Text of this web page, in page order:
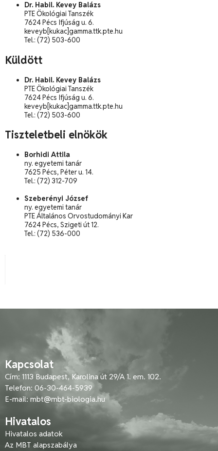
Dr. Habil. Kevey Balázs
PTE Ökológiai Tanszék
7624 Pécs Ifjúság u. 6.
keveyb[kukac]gamma.ttk.pte.hu
Tel.: (72) 503-600
Küldött
Dr. Habil. Kevey Balázs
PTE Ökológiai Tanszék
7624 Pécs Ifjúság u. 6.
keveyb[kukac]gamma.ttk.pte.hu
Tel.: (72) 503-600
Tiszteletbeli elnökök
Borhidi Attila
ny. egyetemi tanár
7625 Pécs, Péter u. 14.
Tel.: (72) 312-709
Szeberényi József
ny. egyetemi tanár
PTE Általános Orvostudományi Kar
7624 Pécs, Szigeti út 12.
Tel.: (72) 536-000
Kapcsolat
Cím: 1113 Budapest, Karolina út 29/A 1. em. 102.
Telefon: 06-30-464-5939
E-mail:mbt@mbt-biologia.hu
Hivatalos
Hivatalos adatok
Az MBT alapszabálya